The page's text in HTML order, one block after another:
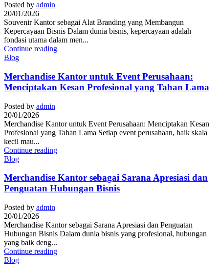
Posted by admin
20/01/2026
Souvenir Kantor sebagai Alat Branding yang Membangun
Kepercayaan Bisnis Dalam dunia bisnis, kepercayaan adalah
fondasi utama dalam men...
Continue reading
Blog
Merchandise Kantor untuk Event Perusahaan:
Menciptakan Kesan Profesional yang Tahan Lama
Posted by admin
20/01/2026
Merchandise Kantor untuk Event Perusahaan: Menciptakan Kesan
Profesional yang Tahan Lama Setiap event perusahaan, baik skala
kecil mau...
Continue reading
Blog
Merchandise Kantor sebagai Sarana Apresiasi dan
Penguatan Hubungan Bisnis
Posted by admin
20/01/2026
Merchandise Kantor sebagai Sarana Apresiasi dan Penguatan
Hubungan Bisnis Dalam dunia bisnis yang profesional, hubungan
yang baik deng...
Continue reading
Blog